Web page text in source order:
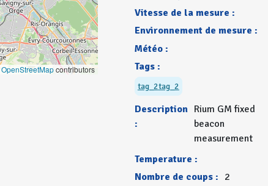
OpenStreetMapcontributors
Vitesse de la mesure :
Environnement de mesure :
Météo :
Tags :
tag_2tag_2
Description
:
Rium GM fixed
beacon
measurement
Temperature :
Nombre de coups : 2